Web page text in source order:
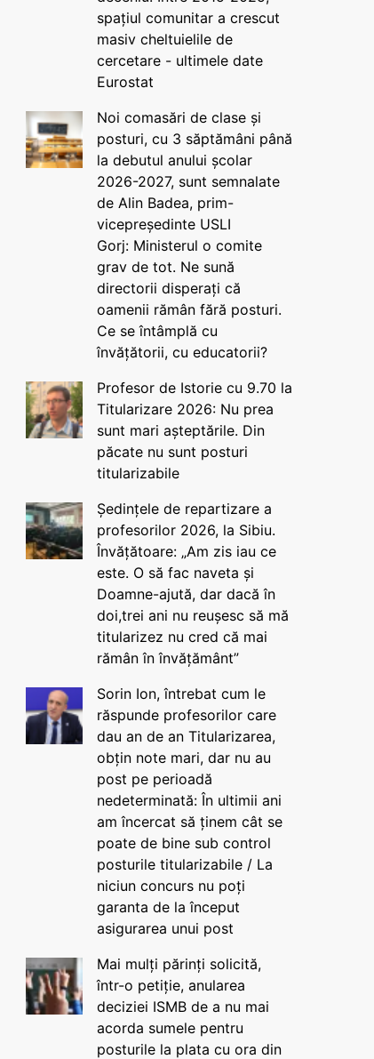
spațiul comunitar a crescut
masiv cheltuielile de
cercetare - ultimele date
Eurostat
Noi comasări de clase și
posturi, cu 3 săptămâni până
la debutul anului școlar
2026-2027, sunt semnalate
de Alin Badea, prim-
vicepreședinte USLI
Gorj: Ministerul o comite
grav de tot. Ne sună
directorii disperați că
oamenii rămân fără posturi.
Ce se întâmplă cu
învățătorii, cu educatorii?
Profesor de Istorie cu 9.70 la
Titularizare 2026: Nu prea
sunt mari așteptările. Din
păcate nu sunt posturi
titularizabile
Ședințele de repartizare a
profesorilor 2026, la Sibiu.
Învățătoare: „Am zis iau ce
este. O să fac naveta și
Doamne-ajută, dar dacă în
doi,trei ani nu reușesc să mă
titularizez nu cred că mai
rămân în învățământ”
Sorin Ion, întrebat cum le
răspunde profesorilor care
dau an de an Titularizarea,
obțin note mari, dar nu au
post pe perioadă
nedeterminată: În ultimii ani
am încercat să ținem cât se
poate de bine sub control
posturile titularizabile / La
niciun concurs nu poți
garanta de la început
asigurarea unui post
Mai mulți părinți solicită,
într-o petiție, anularea
deciziei ISMB de a nu mai
acorda sumele pentru
posturile la plata cu ora din